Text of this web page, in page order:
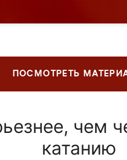
ПОСМОТРЕТЬ
чем
катанию